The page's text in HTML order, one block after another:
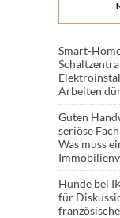
Smart-
Arbeiten
Guten
seriöse
Was muss
Hunde bei
für